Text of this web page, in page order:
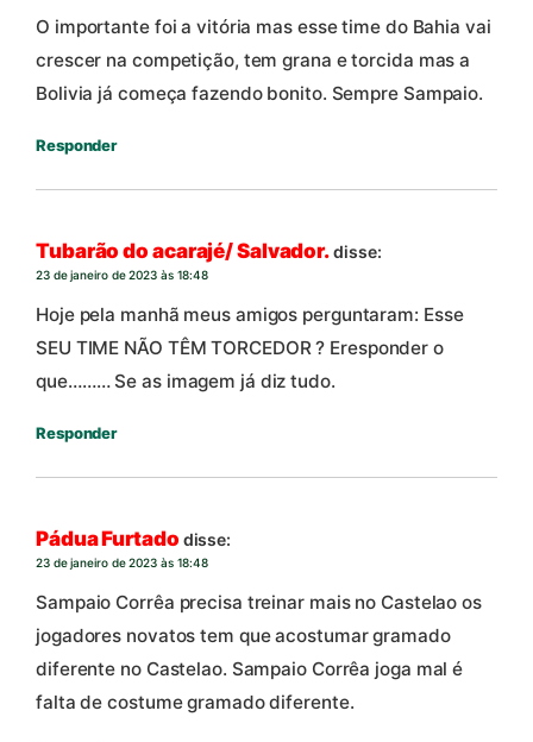
O importante foi a vitória mas esse time do Bahia vai
crescer na competição, tem grana e torcida mas a
Bolivia já começa fazendo bonito. Sempre Sampaio.
Responder
Tubarão do acarajé/ Salvador.disse:
23 de janeiro de 2023 às 18:48
Hoje pela manhã meus amigos perguntaram: Esse
SEU TIME NÃO TÊM TORCEDOR ? Eresponder o
que……… Se as imagem já diz tudo.
Responder
Pádua Furtado disse:
23 de janeiro de 2023 às 18:48
Sampaio Corrêa precisa treinar mais no Castelao os
jogadores novatos tem que acostumar gramado
diferente no Castelao. Sampaio Corrêa joga mal é
falta de costume gramado diferente.